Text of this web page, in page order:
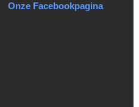
Onze Facebookpagina